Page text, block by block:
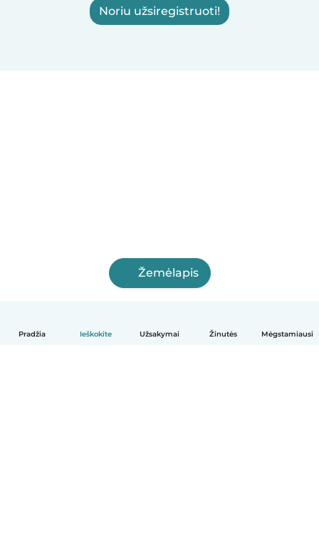
Pradžia Ieškokite Užsakymai Žinutės Mėgstamiausi
Noriu užsiregistruoti!
Žemėlapis